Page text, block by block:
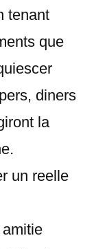
tenant
que
diners
la
un reelle
amitie